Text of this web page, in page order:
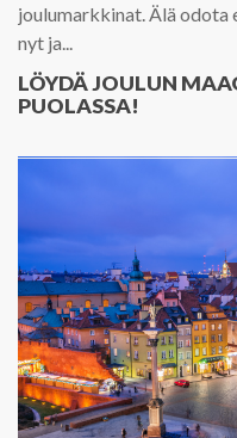
joulumarkkinat. Älä odota
nyt ja...
LÖYDÄ JOULUN
PUOLASSA!